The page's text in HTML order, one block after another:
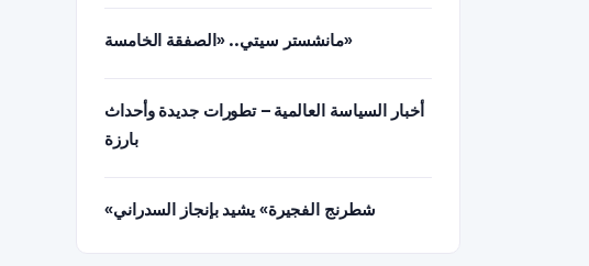
مانشستر سيتي.. «الصفقة الخامسة»
أخبار السياسة العالمية – تطورات جديدة وأحداث
بارزة
«شطرنج الفجيرة» يشيد بإنجاز السدراني